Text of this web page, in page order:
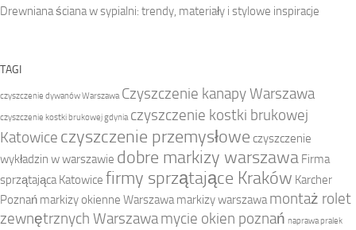
Drewniana ściana w sypialni: trendy, materiały i stylowe inspiracje
TAGI
czyszczenie dywanów Warszawa Czyszczenie kanapy Warszawa
czyszczenie kostki brukowej gdynia czyszczenie kostki brukowej
Katowice czyszczenie przemysłowe czyszczenie
wykładzin w warszawie dobre markizy warszawa Firma
sprzątająca Katowice firmy sprzątające Kraków Karcher
Poznań markizy okienne Warszawa markizy warszawa montaż rolet
zewnętrznych Warszawamycie okien poznań naprawa pralek